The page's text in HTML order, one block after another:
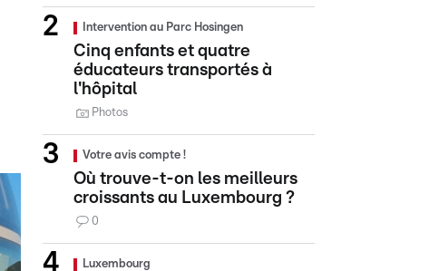
Intervention au Parc Hosingen
Cinq enfants et quatre
éducateurs transportés à
l'hôpital
Photos
Votre avis compte !
Où trouve-t-on les meilleurs
croissants au Luxembourg ?
0
Luxembourg